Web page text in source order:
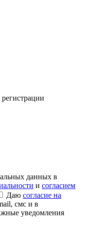
данных в
и согласием
Даю согласие на
смс и в
уведомления